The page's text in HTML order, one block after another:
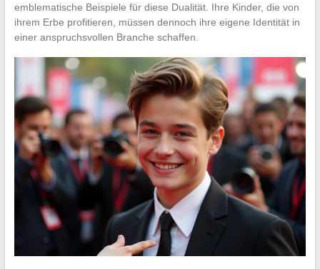
emblematische Beispiele für diese Dualität. Ihre Kinder, die von
ihrem Erbe profitieren, müssen dennoch ihre eigene Identität in
einer anspruchsvollen Branche schaffen.